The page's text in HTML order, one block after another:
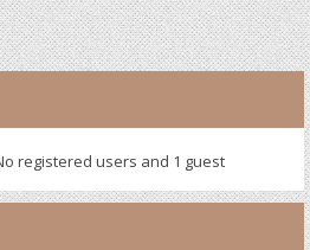
registered users and 1 guest